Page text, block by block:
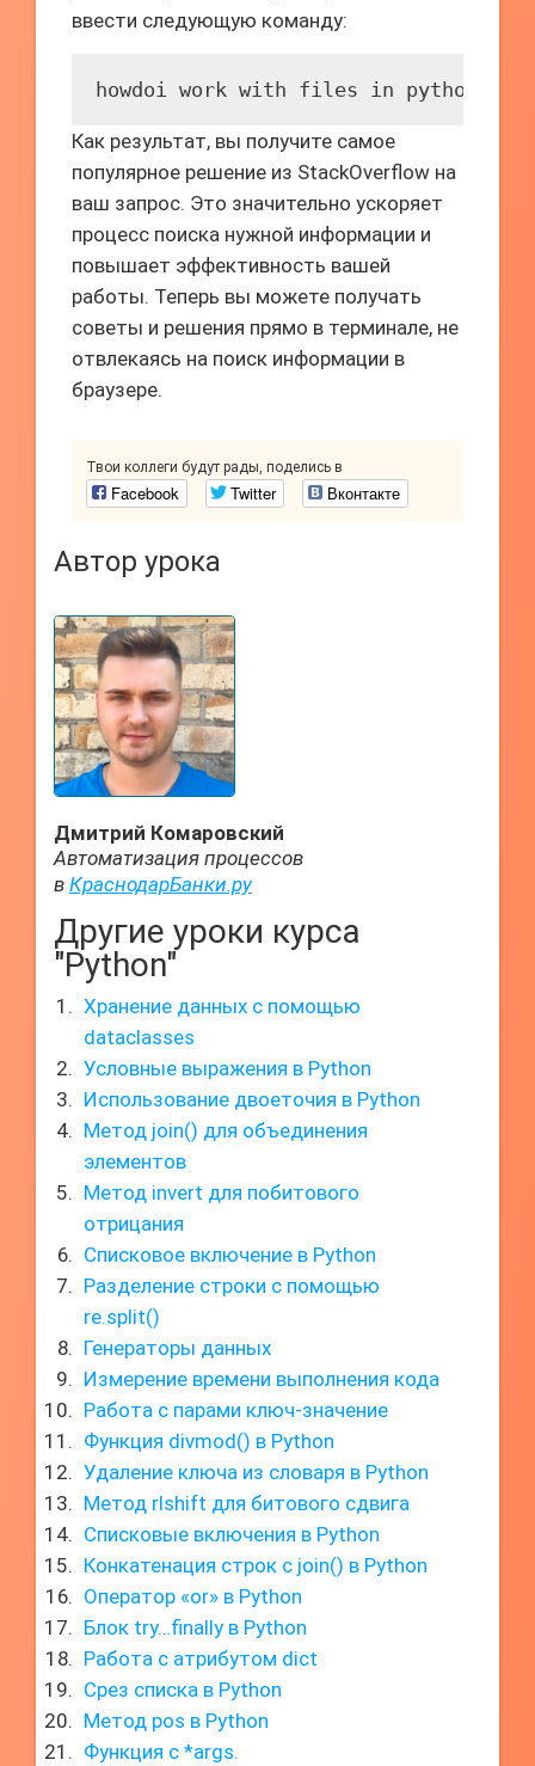
ввести следующую команду:
howdoi work with files in python
Как результат, вы получите самое
популярное решение из StackOverflow на
ваш запрос. Это значительно ускоряет
процесс поиска нужной информации и
повышает эффективность вашей
работы. Теперь вы можете получать
советы и решения прямо в терминале, не
отвлекаясь на поиск информации в
браузере.
Твои коллеги будут рады, поделись в
Facebook Twitter Вконтакте
Автор урока
Дмитрий Комаровский
Автоматизация процессов
в КраснодарБанки.ру
Другие уроки курса
"Python"
Хранение данных с помощью
dataclasses
Условные выражения в Python
Использование двоеточия в Python
Метод join() для объединения
элементов
Метод invert для побитового
отрицания
Списковое включение в Python
Разделение строки с помощью
re.split()
Генераторы данных
Измерение времени выполнения кода
Работа с парами ключ-значение
Функция divmod() в Python
Удаление ключа из словаря в Python
Метод rlshift для битового сдвига
Списковые включения в Python
Конкатенация строк с join() в Python
Оператор «or» в Python
Блок try…finally в Python
Работа с атрибутом dict
Срез списка в Python
Метод pos в Python
Функция с *args.